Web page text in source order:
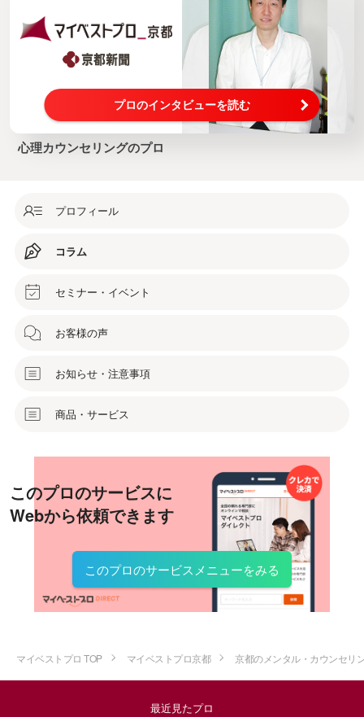
プロのインタビューを読む
心理カウンセリングのプロ
プロフィール
コラム
セミナー・イベント
お客様の声
お知らせ・注意事項
商品・サービス
このプロのサービスに
Webから依頼できます
このプロのサービスメニューをみる
マイベストプロ TOP マイベストプロ京都 京都のメンタル・カウンセリ
最近見たプロ